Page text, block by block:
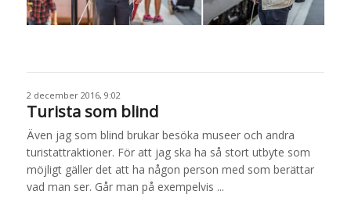
2 december 2016, 9:02
Turista som blind
Även jag som blind brukar besöka museer och andra
turistattraktioner. För att jag ska ha så stort utbyte som
möjligt gäller det att ha någon person med som berättar
vad man ser. Går man på exempelvis ...